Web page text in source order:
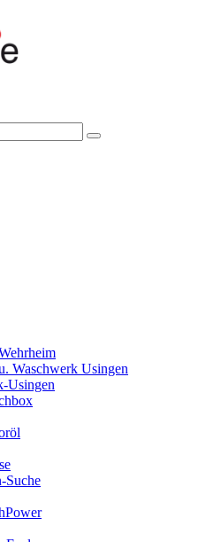
Waschwerk Usingen
Usingen
Suche